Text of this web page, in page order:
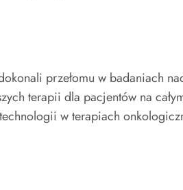
przełomu w badaniach
terapii dla pacjentów na
w terapiach